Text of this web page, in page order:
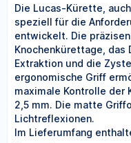
Die Lucas-Kürette,
speziell für die
entwickelt. Die
Knochenkürettage, das
Extraktion und die
ergonomische Griff
maximale Kontrolle der
2,5 mm. Die matte
Lichtreflexionen.
Im Lieferumfang